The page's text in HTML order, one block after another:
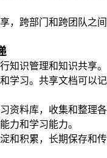
，跨部门和跨团队之
知识管理和知识共享
学习。共享文档可以
资料库，收集和整理
力和学习能力。
和积累，长期保存和